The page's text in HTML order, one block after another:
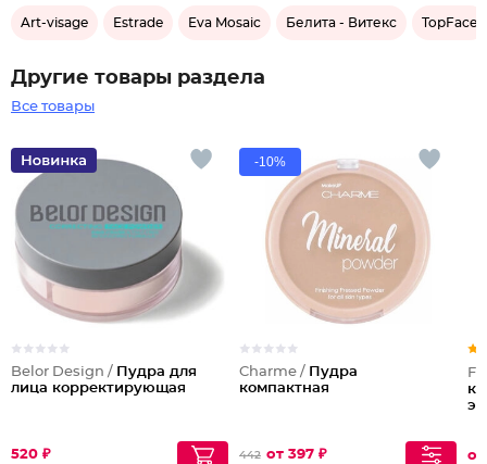
Art-visage Estrade Eva Mosaic Белита - Витекс TopFace
Другие товары раздела
Все товары
Belor Design / Пудра для
лица корректирующая
520 ₽
-10%
Charme / Пудра
компактная
442 от 397 ₽